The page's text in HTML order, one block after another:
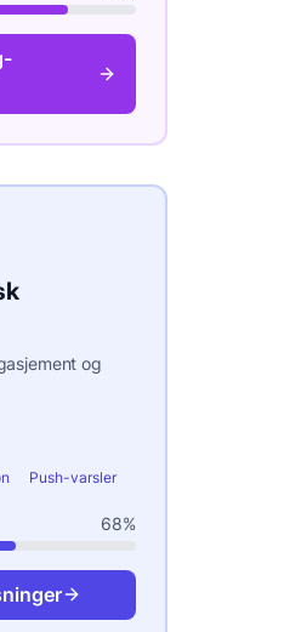
-
og
Push-varsler
68%